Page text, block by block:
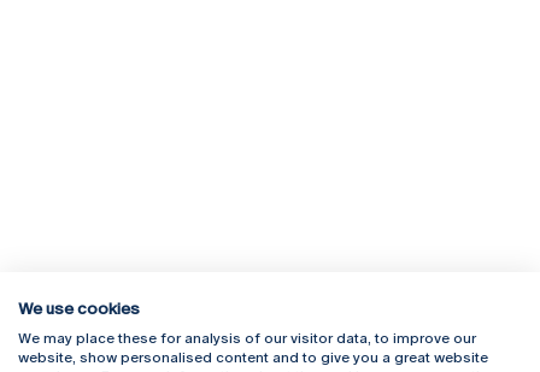
Rua Diogo Botelho 1327
Campus Online
We use cookies
We may place these for analysis of our visitor data, to improve our
website, show personalised content and to give you a great website